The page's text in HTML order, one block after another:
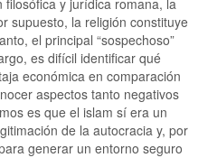
y jurídica romana, la
supuesto, la religión constituye
el principal “sospechoso”
es difícil identificar qué
económica en comparación
aspectos tanto negativos
es que el islam sí era un
de la autocracia y, por
generar un entorno seguro